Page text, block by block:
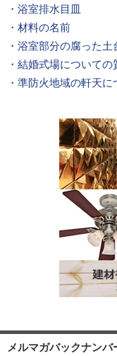
・浴室排水目皿
・材料の名前
・浴室部分の腐った土
・結婚式場についての
・準防火地域の軒天に
メルマガバックナンバ